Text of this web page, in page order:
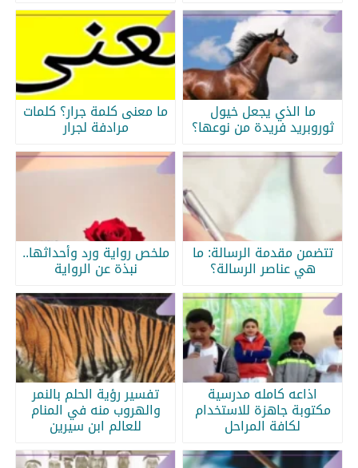
ما الذي يجعل خيول
ثوروبريد فريدة من نوعها؟
ما معنى كلمة جرار؟ كلمات
مرادفة لجرار
تتضمن مقدمة الرسالة: ما
هي عناصر الرسالة؟
ملخص رواية ورد وأحداثها..
نبذة عن الرواية
اذاعه كامله مدرسية
مكتوبة جاهزة للاستخدام
لكافة المراحل
تفسير رؤية الحلم بالنمر
والهروب منه في المنام
للعالم ابن سيرين